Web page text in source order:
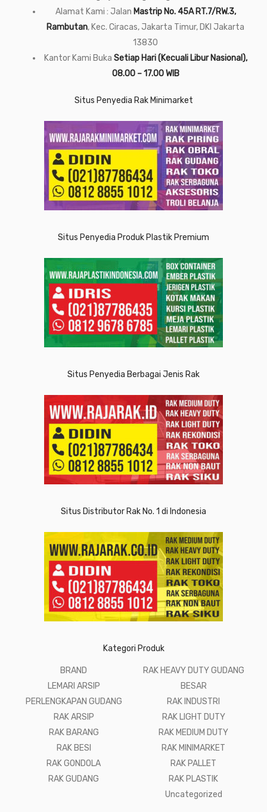
Alamat Kami : Jalan Mastrip No. 45A RT.7/RW.3,
Rambutan, Kec. Ciracas, Jakarta Timur, DKI Jakarta
13830
Kantor Kami Buka Setiap Hari (Kecuali Libur Nasional),
08.00 – 17.00 WIB
Situs Penyedia Rak Minimarket
Situs Penyedia Produk Plastik Premium
Situs Penyedia Berbagai Jenis Rak
Situs Distributor Rak No. 1 di Indonesia
Kategori Produk
BRAND
LEMARI ARSIP
PERLENGKAPAN GUDANG
RAK ARSIP
RAK BARANG
RAK BESI
RAK GONDOLA
RAK GUDANG
RAK HEAVY DUTY GUDANG
BESAR
RAK INDUSTRI
RAK LIGHT DUTY
RAK MEDIUM DUTY
RAK MINIMARKET
RAK PALLET
RAK PLASTIK
Uncategorized